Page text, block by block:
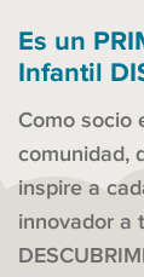
Es un
Infantil
Como socio
comunidad,
inspire a
innovador a